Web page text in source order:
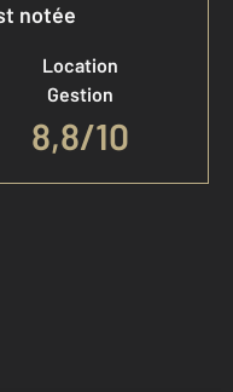
notée
Location
Gestion
8,8/10